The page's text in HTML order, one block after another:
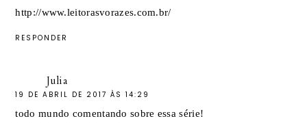
http://www.leitorasvorazes.com.br/
RESPONDER
Julia
19 DE ABRIL DE 2017 ÀS 14:29
todo mundo comentando sobre essa série!